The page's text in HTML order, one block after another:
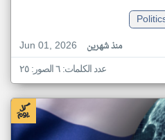
Jun 01, 2026
منذ شهرين
عدد الكلمات: ٦ الصور: ٢٥